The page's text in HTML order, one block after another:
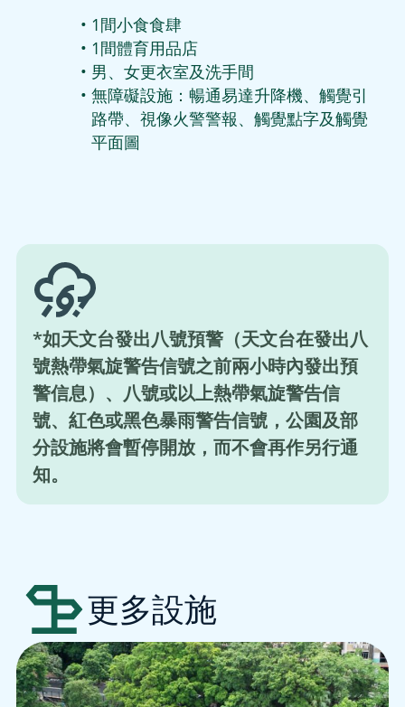
1間小食食肆
1間體育用品店
男、女更衣室及洗手間
無障礙設施：暢通易達升降機、觸覺引
路帶、視像火警警報、觸覺點字及觸覺
平面圖
*如天文台發出八號預警（天文台在發出八
號熱帶氣旋警告信號之前兩小時內發出預
警信息）、八號或以上熱帶氣旋警告信
號、紅色或黑色暴雨警告信號，公園及部
分設施將會暫停開放，而不會再作另行通
知。
更多設施